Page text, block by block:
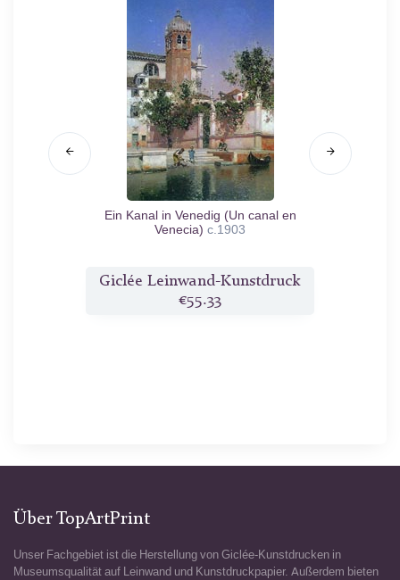
Ein Kanal in Venedig (Un canal en
Venecia) c.1903
Giclée Leinwand-Kunstdruck
€55.33
Über TopArtPrint
Unser Fachgebiet ist die Herstellung von Giclée-Kunstdrucken in
Museumsqualität auf Leinwand und Kunstdruckpapier. Außerdem bieten